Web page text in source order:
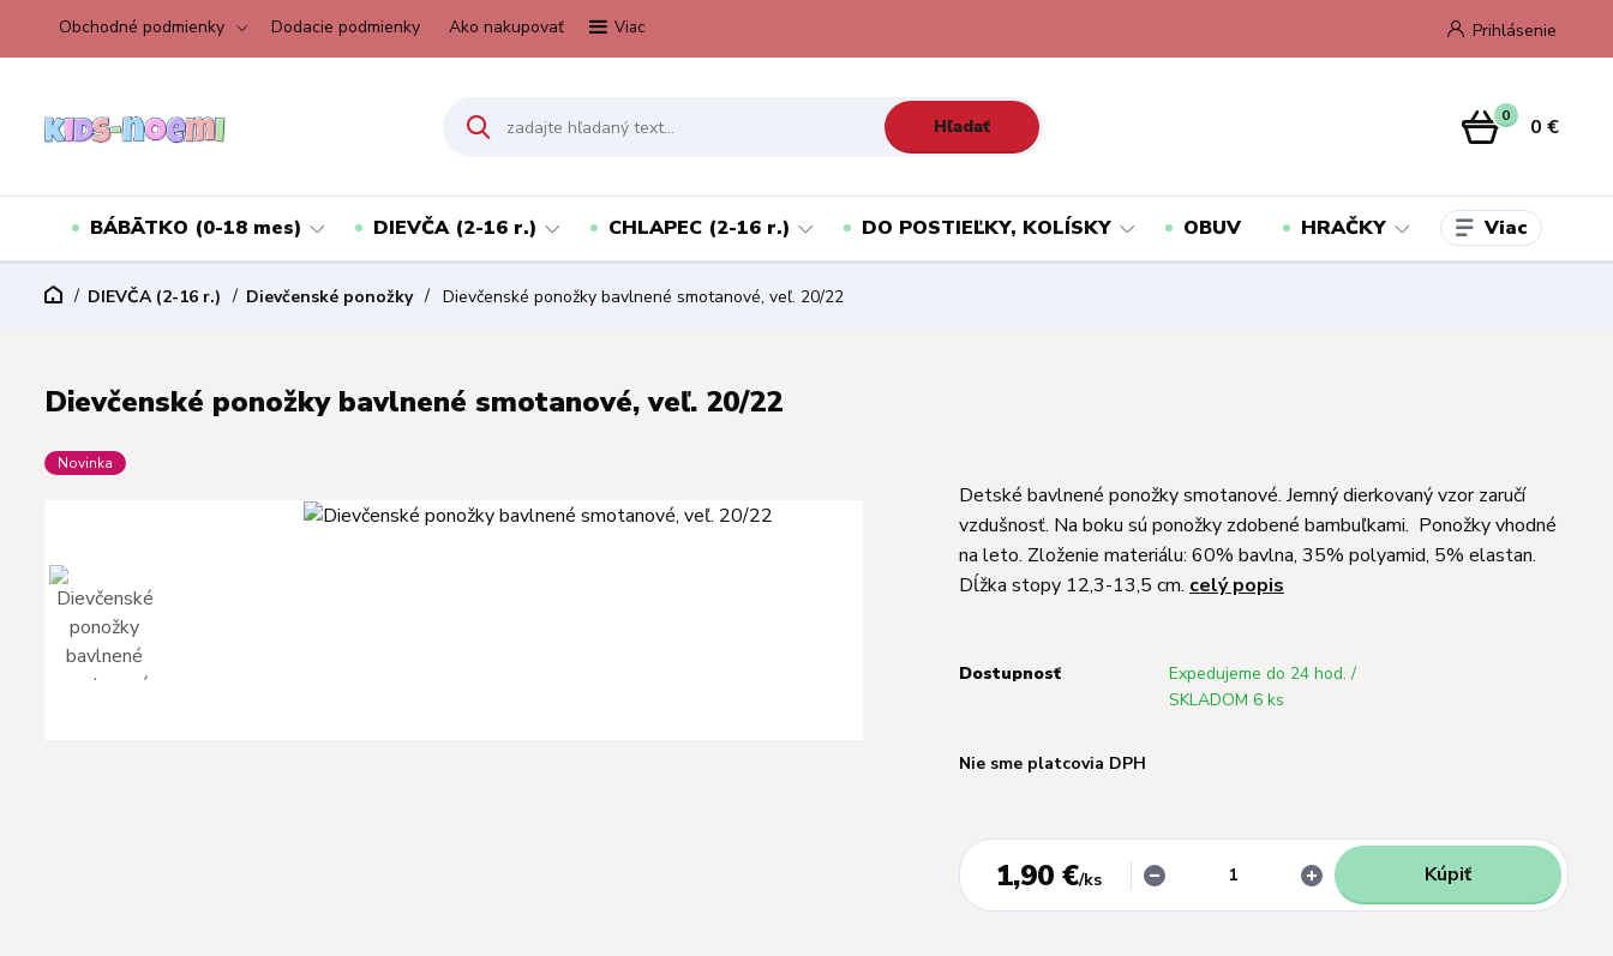
Obchodné podmienky Dodacie podmienky Ako nakupovať Viac Prihlásenie
Hľadať 0 0 €
BÁBÄTKO (0-18 mes) DIEVČA (2-16 r.) CHLAPEC (2-16 r.) DO POSTIEĽKY, KOLÍSKY OBUV HRAČKY Viac
DIEVČA (2-16 r.) Dievčenské ponožky Dievčenské ponožky bavlnené smotanové, veľ. 20/22
Dievčenské ponožky bavlnené smotanové, veľ. 20/22
Novinka
Detské bavlnené ponožky smotanové. Jemný dierkovaný vzor zaručí
vzdušnosť. Na boku sú ponožky zdobené bambuľkami. Ponožky vhodné
na leto. Zloženie materiálu: 60% bavlna, 35% polyamid, 5% elastan.
Dĺžka stopy 12,3-13,5 cm. celý popis
Dostupnosť
Expedujeme do 24 hod. /
SKLADOM 6 ks
Nie sme platcovia DPH
1,90 €/ks Kúpiť